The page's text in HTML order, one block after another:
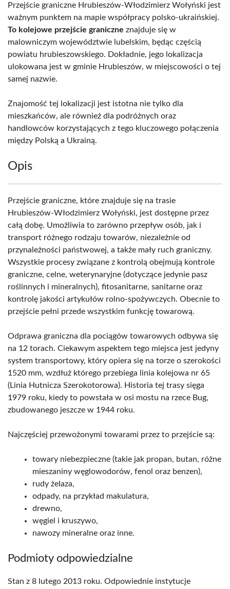
Przejście graniczne Hrubieszów-Włodzimierz Wołyński jest
ważnym punktem na mapie współpracy polsko-ukraińskiej.
To kolejowe przejście graniczne znajduje się w
malowniczym województwie lubelskim, będąc częścią
powiatu hrubieszowskiego. Dokładnie, jego lokalizacja
ulokowana jest w gminie Hrubieszów, w miejscowości o tej
samej nazwie.
Znajomość tej lokalizacji jest istotna nie tylko dla
mieszkańców, ale również dla podróżnych oraz
handlowców korzystających z tego kluczowego połączenia
między Polską a Ukrainą.
Opis
Przejście graniczne, które znajduje się na trasie
Hrubieszów-Włodzimierz Wołyński, jest dostępne przez
całą dobę. Umożliwia to zarówno przepływ osób, jak i
transport różnego rodzaju towarów, niezależnie od
przynależności państwowej, a także mały ruch graniczny.
Wszystkie procesy związane z kontrolą obejmują kontrole
graniczne, celne, weterynaryjne (dotyczące jedynie pasz
roślinnych i mineralnych), fitosanitarne, sanitarne oraz
kontrolę jakości artykułów rolno-spożywczych. Obecnie to
przejście pełni przede wszystkim funkcję towarową.
Odprawa graniczna dla pociągów towarowych odbywa się
na 12 torach. Ciekawym aspektem tego miejsca jest jedyny
system transportowy, który opiera się na torze o szerokości
1520 mm, wzdłuż którego przebiega linia kolejowa nr 65
(Linia Hutnicza Szerokotorowa). Historia tej trasy sięga
1979 roku, kiedy to powstała w osi mostu na rzece Bug,
zbudowanego jeszcze w 1944 roku.
Najczęściej przewożonymi towarami przez to przejście są:
towary niebezpieczne (takie jak propan, butan, różne
mieszaniny węglowodorów, fenol oraz benzen),
rudy żelaza,
odpady, na przykład makulatura,
drewno,
węgiel i kruszywo,
nawozy mineralne oraz inne.
Podmioty odpowiedzialne
Stan z 8 lutego 2013 roku. Odpowiednie instytucje